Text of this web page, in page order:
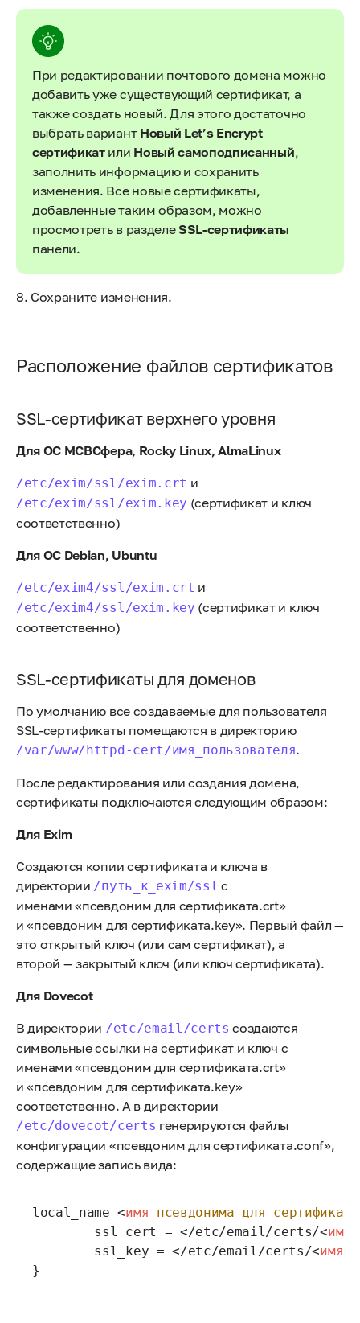
При редактировании почтового домена можно
добавить уже существующий сертификат, а
также создать новый. Для этого достаточно
выбрать вариант Новый Let’s Encrypt
сертификатили Новый самоподписанный,
заполнить информацию и сохранить
изменения. Все новые сертификаты,
добавленные таким образом, можно
просмотреть в разделеSSL-сертификаты
панели.
8. Сохраните изменения.
Расположение файлов cертификатов
SSL-сертификат верхнего уровня
Для ОС МСВСфера, Rocky Linux, AlmaLinux
/etc/exim/ssl/exim.crt и
/etc/exim/ssl/exim.key (сертификат и ключ
соответственно)
Для ОС Debian, Ubuntu
/etc/exim4/ssl/exim.crt и
/etc/exim4/ssl/exim.key (сертификат и ключ
соответственно)
SSL-сертификаты для доменов
По умолчанию все создаваемые для пользователя
SSL-сертификаты помещаются в директорию
/var/www/httpd-cert/имя_пользователя.
После редактирования или создания домена,
сертификаты подключаются следующим образом:
Для Exim
Создаются копии сертификата и ключа в
директории /путь_к_exim/ssl с
именами «псевдоним для сертификата.crt»
и «псевдоним для сертификата.key». Первый файл —
это открытый ключ (или сам сертификат), а
второй — закрытый ключ (или ключ сертификата).
Для Dovecot
В директории /etc/email/certs создаются
символьные ссылки на сертификат и ключ с
именами «псевдоним для сертификата.crt»
и «псевдоним для сертификата.key»
соответственно. А в директории
/etc/dovecot/certs генерируются файлы
конфигурации «псевдоним для сертификата.conf»,
содержащие запись вида:
local_name <имя псевдонима для сертификата
        ssl_cert = </etc/email/certs/
<имя
        ssl_key = </etc/email/certs/
<имя
}